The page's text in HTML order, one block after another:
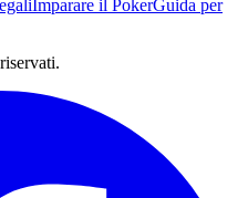
Imparare il PokerGuida per